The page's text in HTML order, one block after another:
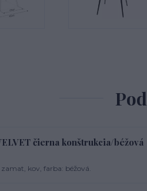
čierna konštrukcia/béžová
kov, farba: béžová.